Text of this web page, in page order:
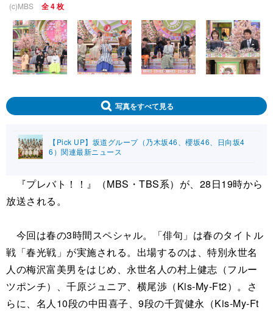
(c)MBS 全 4 枚
写真をすべて見る
【Pick UP】坂道グループ（乃木坂46、櫻坂46、日向坂4
6）関連最新ニュース
『プレバト！！』（MBS・TBS系）が、28日19時から
放送される。
今回は春の3時間スペシャル。「俳句」は春のタイトル
戦「春光戦」が実施される。出場するのは、特別永世名
人の梅沢富美男をはじめ、永世名人の村上健志（フルー
ツポンチ）、千原ジュニア、横尾渉（Kis-My-Ft2）。さ
らに、名人10段の中田喜子、9段の千賀健永（Kis-My-Ft